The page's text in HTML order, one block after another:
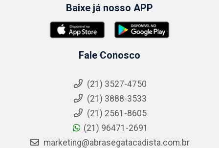
Baixe já nosso APP
Fale Conosco
(21) 3527-4750
(21) 3888-3533
(21) 2561-8605
(21) 96471-2691
marketing@abrasegatacadista.com.br